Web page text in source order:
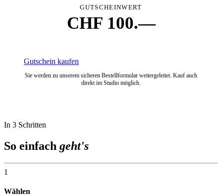
GUTSCHEINWERT
CHF 100.—
Gutschein kaufen
Sie werden zu unserem sicheren Bestellformular weitergeleitet. Kauf auch
direkt im Studio möglich.
In 3 Schritten
So einfach geht's
1
Wählen